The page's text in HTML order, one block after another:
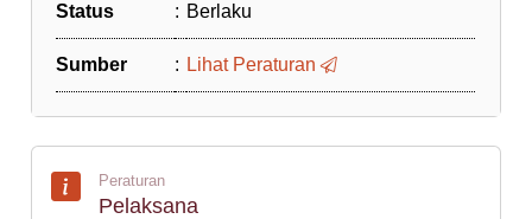
Status : Berlaku
Sumber : Lihat Peraturan
Peraturan
Pelaksana